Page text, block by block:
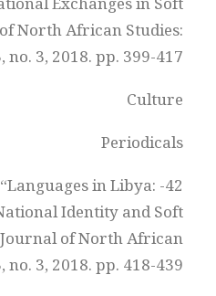
Exchanges in Soft
North African Studies:
no. 3, 2018. pp. 399-417.
Culture
Periodicals
“Languages in Libya:
Identity and Soft
of North African
no. 3, 2018. pp. 418-439.